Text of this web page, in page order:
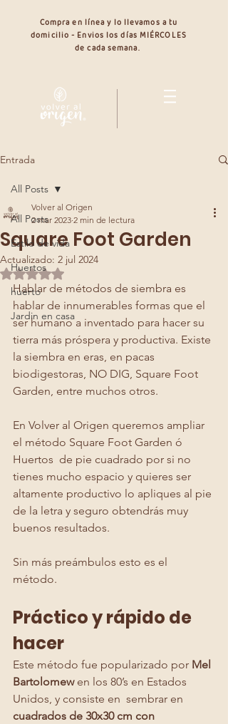
Compra en línea y lo llevamos a tu
domicilio - Envios los días MIÉRCOLES
de cada semana.
Entrada
All Posts
Estilo de vida
Huertos
huerto
Jardin en casa
All Posts
Square Foot Garden
Volver al Origen
2 mar 2023 2 min de lectura
Actualizado: 2 jul 2024
Obtuvo NaN de 5 estrellas.
Hablar de métodos de siembra es
hablar de innumerables formas que el
ser humano a inventado para hacer su
tierra más próspera y productiva. Existe
la siembra en eras, en pacas
biodigestoras, NO DIG, Square Foot
Garden, entre muchos otros.
En Volver al Origen queremos ampliar
el método Square Foot Garden ó
Huertos  de pie cuadrado por si no
tienes mucho espacio y quieres ser
altamente productivo lo apliques al pie
de la letra y seguro obtendrás muy
buenos resultados.
Sin más preámbulos esto es el
método.
Práctico y rápido de
hacer
Este método fue popularizado por Mel
Bartolomew en los 80’s en Estados
Unidos, y consiste en  sembrar en
cuadrados de 30x30 cm con